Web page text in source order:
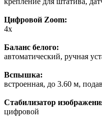
Цифровой Zoom:
4x
Баланс белого:
автоматический, ручная
Вспышка:
встроенная, до 3.60 м,
Стабилизатор
цифровой